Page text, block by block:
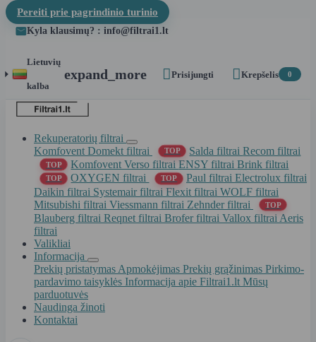
Pereiti prie pagrindinio turinio
Kyla klausimų? : info@filtrai1.lt
Lietuvių
kalba
expand_more Prisijungti Krepšelis 0
Rekuperatorių filtrai
Komfovent Domekt filtrai
TOP Salda filtraiRecom filtrai
TOP Komfovent Verso filtraiENSY filtraiBrink filtrai
TOP OXYGEN filtrai TOP Paul filtrai Electrolux filtrai
Daikin filtrai Systemair filtrai Flexit filtrai WOLF filtrai
Mitsubishi filtrai Viessmann filtrai Zehnder filtrai TOP
Blauberg filtrai Reqnet filtrai Brofer filtrai Vallox filtrai Aeris
filtrai
Valikliai
Informacija
Prekių pristatymas Apmokėjimas Prekių grąžinimas Pirkimo-
pardavimo taisyklės Informacija apie Filtrai1.lt Mūsų
parduotuvės
Naudinga žinoti
Kontaktai